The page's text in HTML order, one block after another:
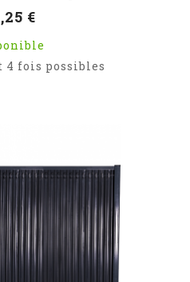
€
4 fois possibles